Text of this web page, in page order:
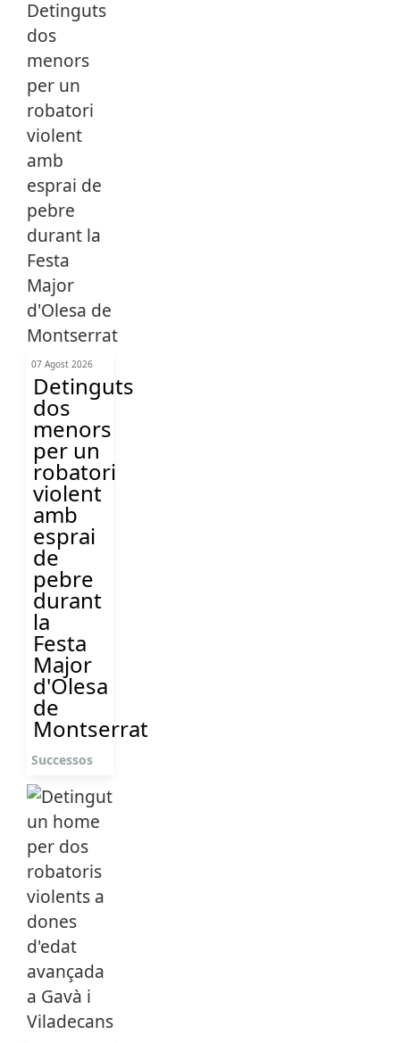
07 Agost 2026
Detinguts
dos
menors
per un
robatori
violent
amb
esprai
de
pebre
durant
la
Festa
Major
d'Olesa
de
Montserrat
Successos